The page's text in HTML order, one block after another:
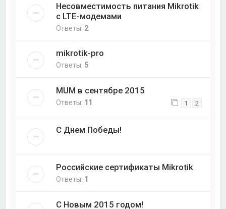
Несовместимость питания Mikrotik
с LTE-модемами
Ответы: 2
mikrotik-pro
Ответы: 5
MUM в сентябре 2015
Ответы: 11 1 2
С Днем Победы!
Российские сертификаты Mikrotik
Ответы: 1
С Новым 2015 годом!